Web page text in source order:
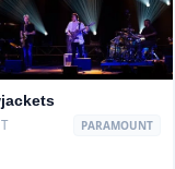
PARAMOUNT